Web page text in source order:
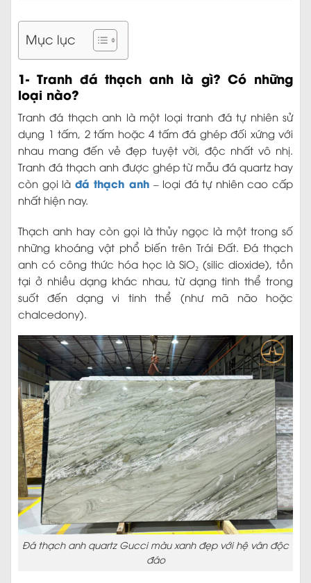
Mục lục
1- Tranh đá thạch anh là gì? Có những
loại nào?
Tranh đá thạch anh là một loại tranh đá tự nhiên sử
dụng 1 tấm, 2 tấm hoặc 4 tấm đá ghép đối xứng với
nhau mang đến vẻ đẹp tuyệt vời, độc nhất vô nhị.
Tranh đá thạch anh được ghép từ mẫu đá quartz hay
còn gọi là đá thạch anh– loại đá tự nhiên cao cấp
nhất hiện nay.
Thạch anh hay còn gọi là thủy ngọc là một trong số
những khoáng vật phổ biến trên Trái Đất. Đá thạch
anh có công thức hóa học là SiO₂ (silic dioxide), tồn
tại ở nhiều dạng khác nhau, từ dạng tinh thể trong
suốt đến dạng vi tinh thể (như mã não hoặc
chalcedony).
Đá thạch anh quartz Gucci màu xanh đẹp với hệ vân độc
đáo